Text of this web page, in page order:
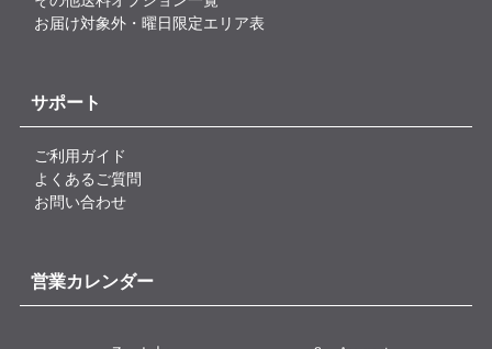
お届け対象外・曜日限定エリア表
サポート
ご利用ガイド
よくあるご質問
お問い合わせ
営業カレンダー